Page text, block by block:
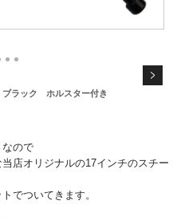
ラック ホルスター付き
なので
店オリジナルの17インチのスチー
でついてきます。